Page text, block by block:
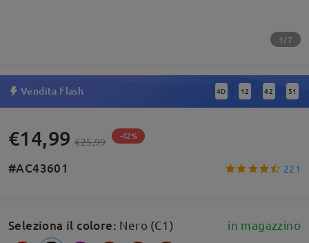
1/7
Vendita Flash 4D : 12 : 42 : 51
€14,99 €25,99 -42%
#AC43601 221
Seleziona il colore: Nero (C1) in magazzino